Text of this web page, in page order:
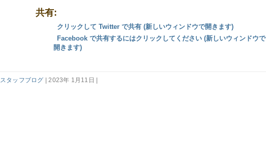
共有:
クリックして Twitter で共有 (新しいウィンドウで開きます)
Facebook で共有するにはクリックしてください (新しいウィンドウで
開きます)
スタッフブログ | 2023年 1月11日 |